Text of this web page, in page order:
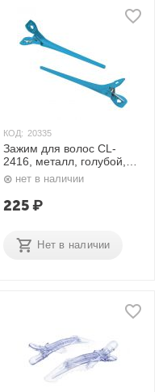
КОД: 20335
Зажим для волос CL-
2416, металл, голубой,
5,5 см, 12 шт. Dewal
нет в наличии
225₽
Нет в наличии